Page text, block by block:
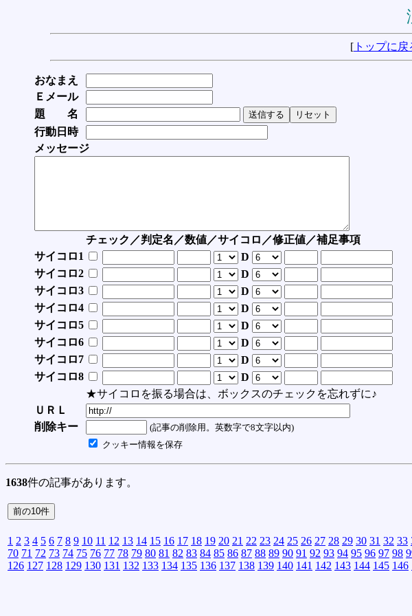
[ トップに戻
おなまえ
Ｅメール
題 名
行動日時
メッセージ
チェック／判定名／数値／サイコロ／修正値／補足事項
サイコロ1
D
サイコロ2
D
サイコロ3
D
サイコロ4
D
サイコロ5
D
サイコロ6
D
サイコロ7
D
サイコロ8
D
★サイコロを振る場合は、ボックスのチェックを忘れずに♪
ＵＲＬ
削除キー
(記事の削除用。英数字で8文字以内)
クッキー情報を保存
1638件の記事があります。
1 2 3 4 5 6 7 8 9 10 11 12 13 14 15 16 17 18 19 20 21 22 23 24 25 26 27 28 29 30 31 32 33
70 71 72 73 74 75 76 77 78 79 80 81 82 83 84 85 86 87 88 89 90 91 92 93 94 95 96 97 98
126 127 128 129 130 131 132 133 134 135 136 137 138 139 140 141 142 143 144 145 146